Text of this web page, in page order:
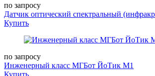
по запросу
Датчик оптический спектральный
Купить
по запросу
Инженерный класс МГБот ЙоТик M1
Купить